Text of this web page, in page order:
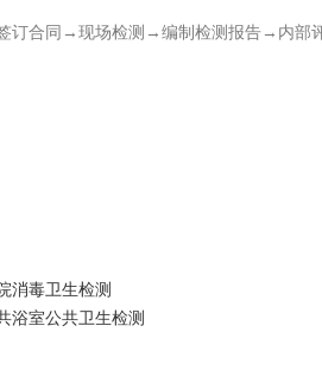
订合同→现场检测→编制检测报告→内部
消毒卫生检测
浴室公共卫生检测